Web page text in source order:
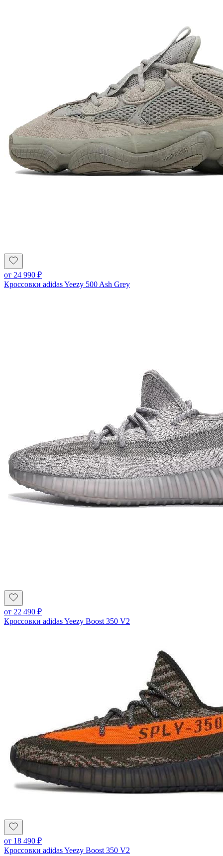
от 24 990 ₽
Кроссовки adidas Yeezy 500 Ash Grey
от 22 490 ₽
Кроссовки adidas Yeezy Boost 350 V2
от 18 490 ₽
Кроссовки adidas Yeezy Boost 350 V2